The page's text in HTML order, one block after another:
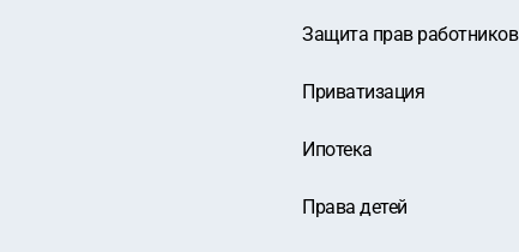
Защита прав работников
Приватизация
Ипотека
Права детей